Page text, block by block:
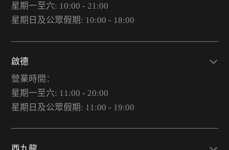
星期一至六: 10:00 - 21:00
星期日及公眾假期: 10:00 - 18:00
啟德
營業時間：
星期一至六: 11:00 - 20:00
星期日及公眾假期: 11:00 - 19:00